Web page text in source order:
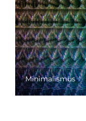
Minimalismus